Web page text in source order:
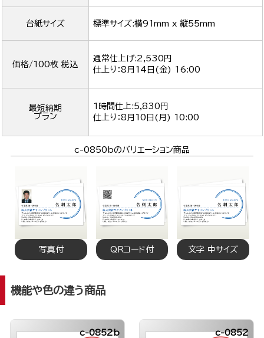
台紙サイズ 標準サイズ:横91mm x 縦55mm
価格/100枚 税込
通常仕上げ:2,530円
仕上り：8月14日(金) 16:00
最短納期
プラン
1時間仕上:5,830円
仕上り：8月10日(月) 10:00
c-0850bのバリエーション商品
写真付 QRコード付 文字 中サイズ
機能や色の違う商品
c-0852b c-0852